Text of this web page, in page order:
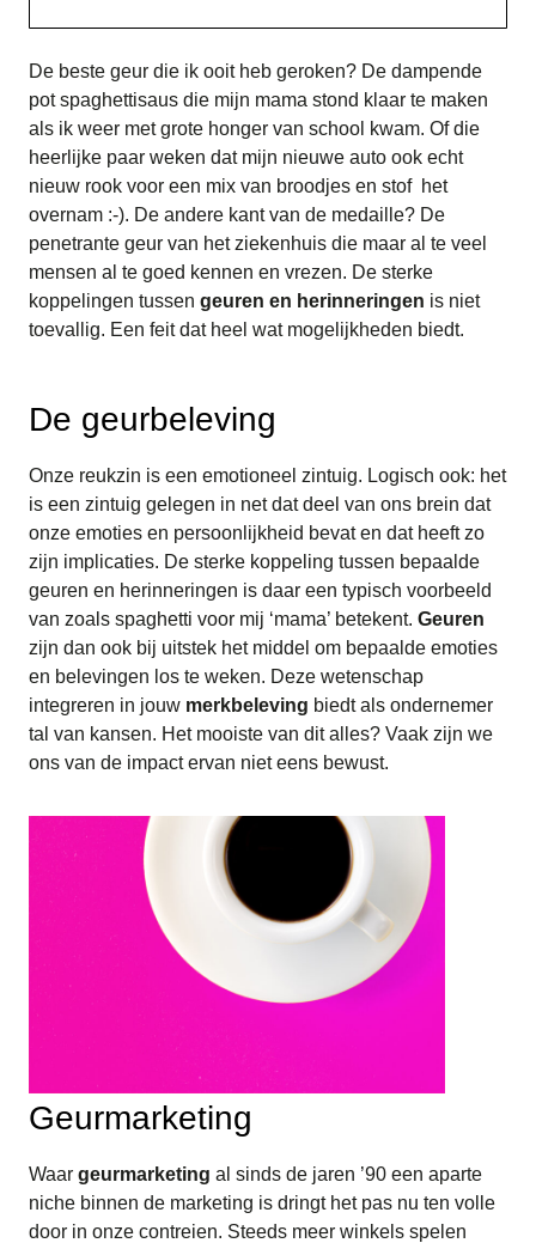
De beste geur die ik ooit heb geroken? De dampende
pot spaghettisaus die mijn mama stond klaar te maken
als ik weer met grote honger van school kwam. Of die
heerlijke paar weken dat mijn nieuwe auto ook echt
nieuw rook voor een mix van broodjes en stof het
overnam :-). De andere kant van de medaille? De
penetrante geur van het ziekenhuis die maar al te veel
mensen al te goed kennen en vrezen. De sterke
koppelingen tussen geuren en herinneringen is niet
toevallig. Een feit dat heel wat mogelijkheden biedt.
De geurbeleving
Onze reukzin is een emotioneel zintuig. Logisch ook: het
is een zintuig gelegen in net dat deel van ons brein dat
onze emoties en persoonlijkheid bevat en dat heeft zo
zijn implicaties. De sterke koppeling tussen bepaalde
geuren en herinneringen is daar een typisch voorbeeld
van zoals spaghetti voor mij ‘mama’ betekent. Geuren
zijn dan ook bij uitstek het middel om bepaalde emoties
en belevingen los te weken. Deze wetenschap
integreren in jouw merkbeleving biedt als ondernemer
tal van kansen. Het mooiste van dit alles? Vaak zijn we
ons van de impact ervan niet eens bewust.
Geurmarketing
Waar geurmarketing al sinds de jaren ’90 een aparte
niche binnen de marketing is dringt het pas nu ten volle
door in onze contreien. Steeds meer winkels spelen